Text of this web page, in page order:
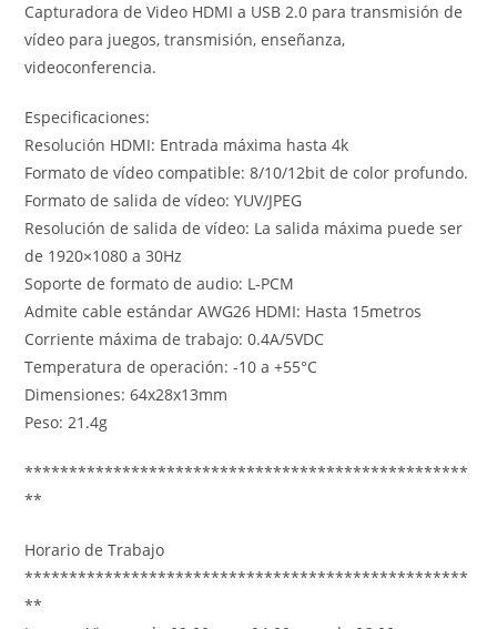
Capturadora de Video HDMI a USB 2.0 para transmisión de
vídeo para juegos, transmisión, enseñanza,
videoconferencia.
Especificaciones:
Resolución HDMI: Entrada máxima hasta 4k
Formato de vídeo compatible: 8/10/12bit de color profundo.
Formato de salida de vídeo: YUV/JPEG
Resolución de salida de vídeo: La salida máxima puede ser
de 1920×1080 a 30Hz
Soporte de formato de audio: L-PCM
Admite cable estándar AWG26 HDMI: Hasta 15metros
Corriente máxima de trabajo: 0.4A/5VDC
Temperatura de operación: -10 a +55°C
Dimensiones: 64x28x13mm
Peso: 21.4g
**************************************************
**
Horario de Trabajo
**************************************************
**